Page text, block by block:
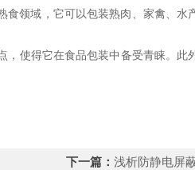
领域，它可以包装熟肉、家禽、水
使得它在食品包装中备受青睐。此
下一篇： 浅析防静电屏